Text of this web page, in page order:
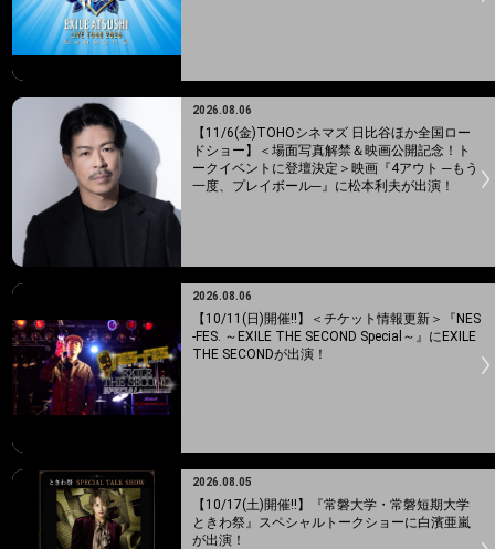
2026.08.06
【11/6(金)TOHOシネマズ 日比谷ほか全国ロー
ドショー】＜場面写真解禁＆映画公開記念！ト
ークイベントに登壇決定＞映画『4アウト ─もう
一度、プレイボール─』に松本利夫が出演！
2026.08.06
【10/11(日)開催!!】＜チケット情報更新＞『NES
-FES. ～EXILE THE SECOND Special～』にEXILE
THE SECONDが出演！
2026.08.05
【10/17(土)開催!!】『常磐大学・常磐短期大学
ときわ祭』スペシャルトークショーに白濱亜嵐
が出演！